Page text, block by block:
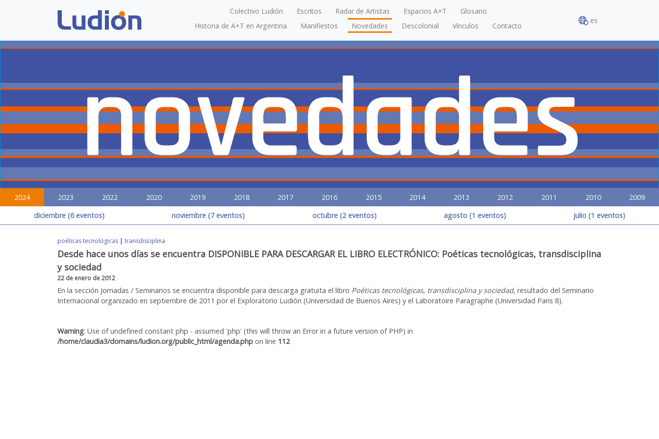
Colectivo Ludión Escritos Radar de Artistas Espacios A+T
Glosario
Historia de A+T en Argentina
Manifiestos Novedades Descolonial Vínculos Contacto
es
2024 2023 2022 2020 2019 2018 2017 2016 2015 2014 2013 2012 2011 2010
2009
diciembre (6 eventos)
noviembre (7 eventos) octubre (2 eventos) agosto (1 eventos) julio (1 eventos)
poéticas tecnológicas | transdisciplina
Desde hace unos días se encuentra DISPONIBLE PARA DESCARGAR EL LIBRO ELECTRÓNICO: Poéticas tecnológicas, transdisciplina
y sociedad
22 de enero de 2012
En la sección Jornadas / Seminarios se encuentra disponible para descarga gratuita el libro Poéticas tecnológicas, transdisciplina y sociedad, resultado del Seminario
Internacional organizado en septiembre de 2011 por el Exploratorio Ludión (Universidad de Buenos Aires) y el Laboratoire Paragraphe (Universidad Paris 8).
Warning: Use of undefined constant php - assumed 'php' (this will throw an Error in a future version of PHP) in
/home/claudia3/domains/ludion.org/public_html/agenda.php on line 112